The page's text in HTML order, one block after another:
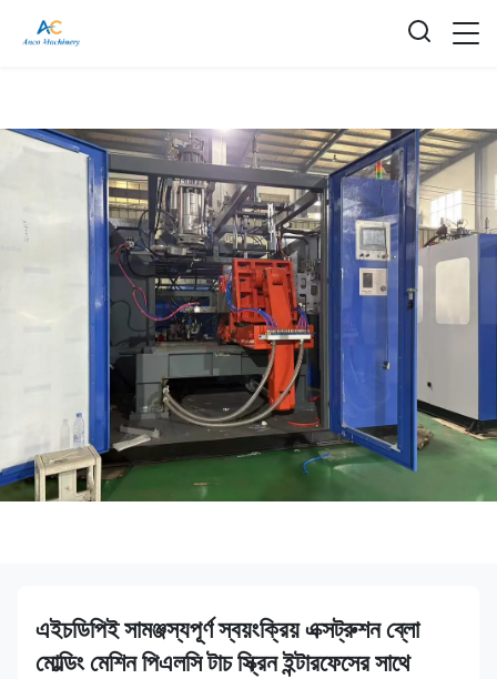
এইচডিপিই সামঞ্জস্যপূর্ণ স্বয়ংক্রিয় এক্সট্রুশন ব্লো
মোল্ডিং মেশিন পিএলসি টাচ স্ক্রিন ইন্টারফেসের সাথে